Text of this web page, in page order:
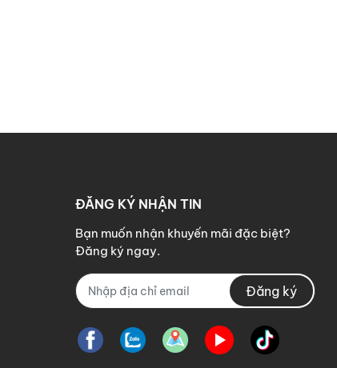
ĐĂNG KÝ NHẬN TIN
Bạn muốn nhận khuyến mãi đặc biệt?
Đăng ký ngay.
Đăng ký